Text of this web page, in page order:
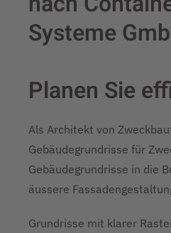
Systeme
Planen Sie
Als Architekt von
Gebäudegrundrisse für
Gebäudegrundrisse in die
äussere
Grundrisse mit klarer